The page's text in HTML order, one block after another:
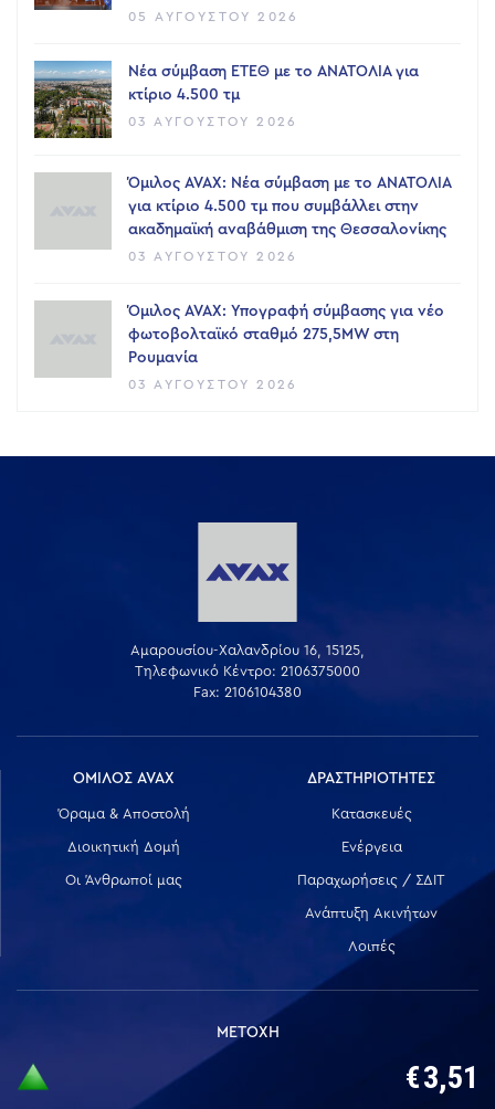
05 ΑΥΓΟΎΣΤΟΥ 2026
Νέα σύμβαση ΕΤΕΘ με το ΑΝΑΤΟΛΙΑ για
κτίριο 4.500 τμ
03 ΑΥΓΟΎΣΤΟΥ 2026
Όμιλος AVAX: Νέα σύμβαση με το ΑΝΑΤΟΛΙΑ
για κτίριο 4.500 τμ που συμβάλλει στην
ακαδημαϊκή αναβάθμιση της Θεσσαλονίκης
03 ΑΥΓΟΎΣΤΟΥ 2026
Όμιλος AVAX: Υπογραφή σύμβασης για νέο
φωτοβολταϊκό σταθμό 275,5MW στη
Ρουμανία
03 ΑΥΓΟΎΣΤΟΥ 2026
Αμαρουσίου-Χαλανδρίου 16, 15125,
Τηλεφωνικό Κέντρο: 2106375000
Fax: 2106104380
ΟΜΙΛΟΣ AVAX
Όραμα & Αποστολή
Διοικητική Δομή
Οι Άνθρωποί μας
ΔΡΑΣΤΗΡΙΟΤΗΤΕΣ
Κατασκευές
Ενέργεια
Παραχωρήσεις / ΣΔΙΤ
Ανάπτυξη Ακινήτων
Λοιπές
ΜΕΤΟΧΗ